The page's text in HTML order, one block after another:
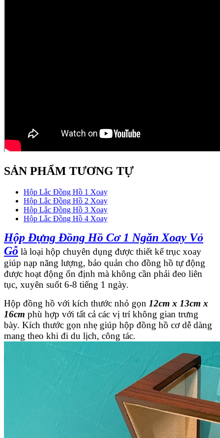
SẢN PHẨM TƯƠNG TỰ
Hộp Lắc Đồng Hồ 1 Xoay
Hộp Lắc Đồng Hồ 2 Xoay
Hộp Lắc Đồng Hồ 3 Xoay
Hộp Lắc Đồng Hồ 4 Xoay
Hộp Đựng Đồng Hồ Cơ 1 Ngăn Xoay Vỏ
Gỗ là loại hộp chuyên dụng được thiết kế trục xoay
giúp nạp năng lượng, bảo quản cho đồng hồ tự động
được hoạt động ổn định mà không cần phải đeo liên
tục, xuyên suốt 6-8 tiếng 1 ngày.
Hộp đồng hồ với kích thước nhỏ gọn 12cm x 13cm x
16cm phù hợp với tất cả các vị trí không gian trưng
bày. Kích thước gọn nhẹ giúp hộp đồng hồ cơ dễ dàng
mang theo khi đi du lịch, công tác.